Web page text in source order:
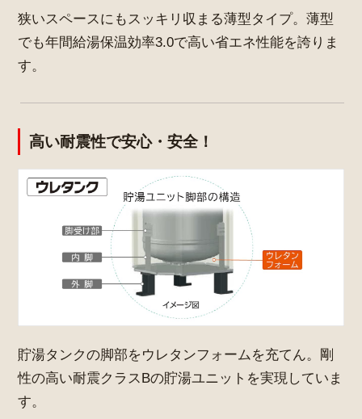
狭いスペースにもスッキリ収まる薄型タイプ。薄型
でも年間給湯保温効率3.0で高い省エネ性能を誇りま
す。
高い耐震性で安心・安全！
貯湯タンクの脚部をウレタンフォームを充てん。剛
性の高い耐震クラスBの貯湯ユニットを実現していま
す。